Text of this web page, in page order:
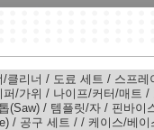
/클리너 / 도료 세트 / 스프레
퍼/가위 / 나이프/커터/매트 /
톱(Saw) / 템플릿/자 / 핀바이
/ 공구 세트 / / 케이스/베이